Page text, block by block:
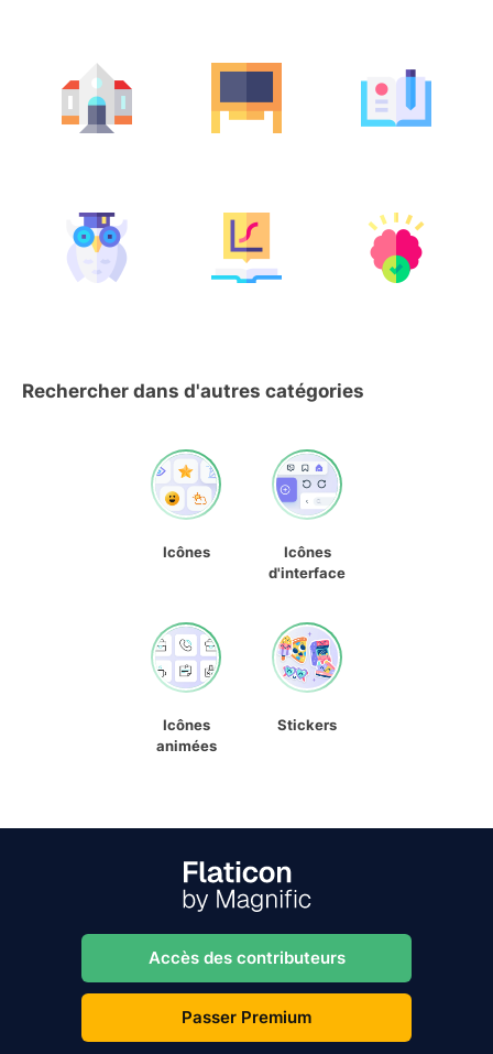
Rechercher dans d'autres catégories
Icônes
Icônes
d'interface
Icônes
animées
Stickers
Accès des contributeurs
Passer Premium